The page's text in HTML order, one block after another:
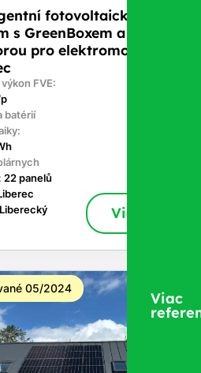
fotovoltaický
s GreenBoxem a
pro elektromobily -
FVE:
batérií
22 panelů
Liberecký
Viac
05/2024
Viac